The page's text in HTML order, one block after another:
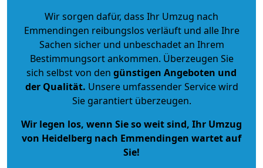
Wir sorgen dafür, dass Ihr Umzug nach
Emmendingen reibungslos verläuft und alle Ihre
Sachen sicher und unbeschadet an Ihrem
Bestimmungsort ankommen. Überzeugen Sie
sich selbst von den günstigen Angeboten und
der Qualität. Unsere umfassender Service wird
Sie garantiert überzeugen.
Wir legen los, wenn Sie so weit sind, Ihr Umzug
von Heidelberg nach Emmendingen wartet auf
Sie!